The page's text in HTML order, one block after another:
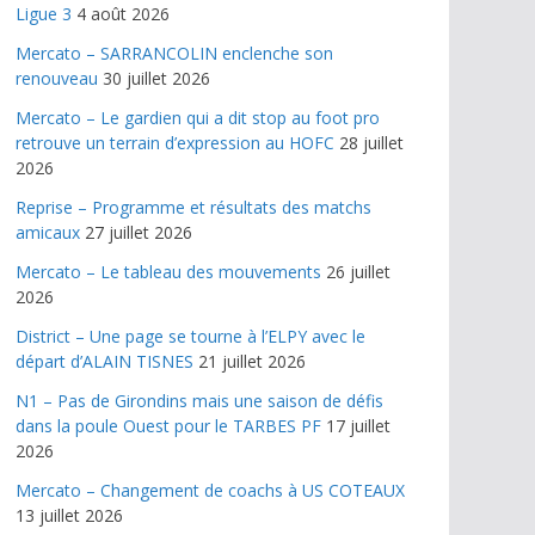
Ligue 3 4 août 2026
Mercato – SARRANCOLIN enclenche son
renouveau 30 juillet 2026
Mercato – Le gardien qui a dit stop au foot pro
retrouve un terrain d’expression au HOFC 28 juillet
2026
Reprise – Programme et résultats des matchs
amicaux 27 juillet 2026
Mercato – Le tableau des mouvements 26 juillet
2026
District – Une page se tourne à l’ELPY avec le
départ d’ALAIN TISNES 21 juillet 2026
N1 – Pas de Girondins mais une saison de défis
dans la poule Ouest pour le TARBES PF 17 juillet
2026
Mercato – Changement de coachs à US COTEAUX
13 juillet 2026